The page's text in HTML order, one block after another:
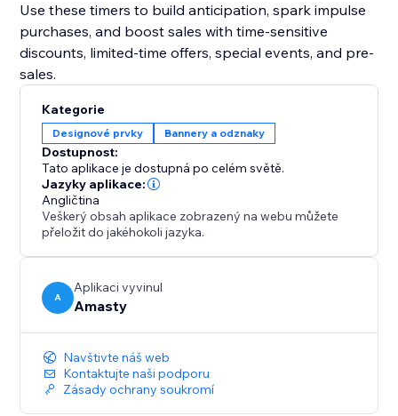
Use these timers to build anticipation, spark impulse
purchases, and boost sales with time-sensitive
discounts, limited-time offers, special events, and pre-
sales.
Kategorie
Designové prvky Bannery a odznaky
Dostupnost:
Tato aplikace je dostupná po celém světě.
Jazyky aplikace:
Angličtina
Veškerý obsah aplikace zobrazený na webu můžete
přeložit do jakéhokoli jazyka.
A
Aplikaci vyvinul
Amasty
Navštivte náš web
Kontaktujte naši podporu
Zásady ochrany soukromí